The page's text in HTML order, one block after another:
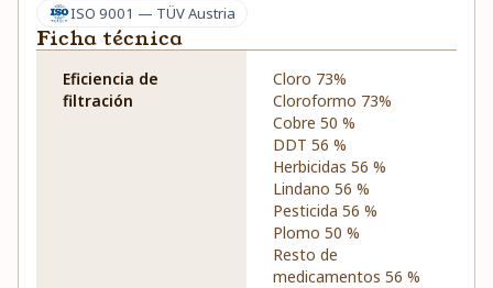
ISO 9001 — TÜV Austria
Ficha técnica
Eficiencia de
filtración
Cloro 73%
Cloroformo 73%
Cobre 50 %
DDT 56 %
Herbicidas 56 %
Lindano 56 %
Pesticida 56 %
Plomo 50 %
Resto de
medicamentos 56 %